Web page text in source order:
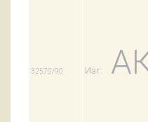
32570/90 Изг: